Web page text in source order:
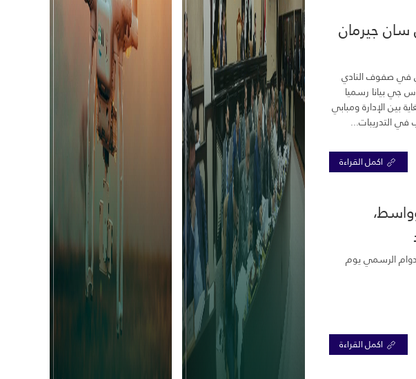
جيرمان
في صفوف النادي
جي بيانا رسميا
بين الإدارة ومبابي
في التدريبات...
اكمل القراءة
الرسمي يوم
اكمل القراءة